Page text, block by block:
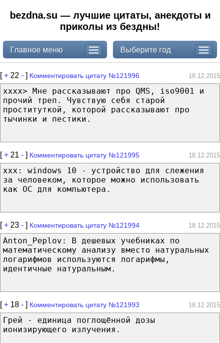
bezdna.su — лучшие цитаты, анекдоты и
приколы из бездны!
Главное меню Выберите год
[+ 22 - ] Комментировать цитату №121996 18.12.2015
xxxx> Мне рассказывают про QMS, iso9001 и
прочий треп. Чувствую себя старой
проституткой, которой рассказывают про
тычинки и пестики.
[+ 21 - ] Комментировать цитату №121995 18.12.2015
xxx: windows 10 - устройство для слежения
за человеком, которое можно использовать
как ОС для компьютера.
[+ 23 - ] Комментировать цитату №121994 18.12.2015
Anton_Peplov: В дешевых учебниках по
математическому анализу вместо натуральных
логарифмов используются логарифмы,
идентичные натуральным.
[+ 18 - ] Комментировать цитату №121993 18.12.2015
Грей - единица поглощённой дозы
ионизирующего излучения.